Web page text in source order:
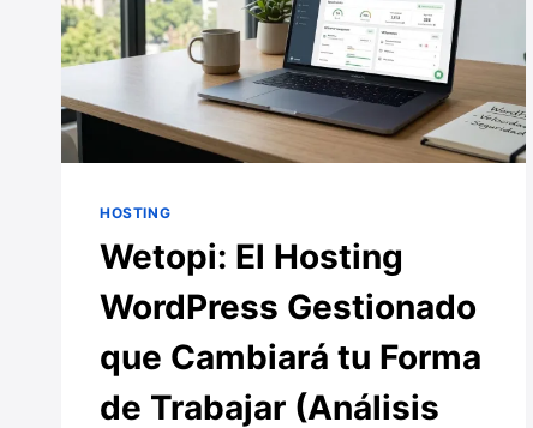
A
200.000
WEBS
A
HACKEO
HOSTING
Wetopi: El Hosting
WordPress Gestionado
que Cambiará tu Forma
de Trabajar (Análisis